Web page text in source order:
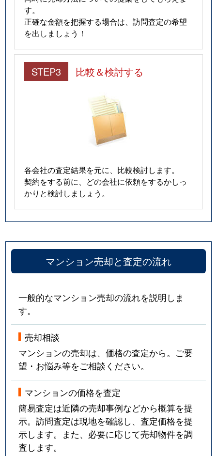
す。
正確な金額を把握する場合は、訪問査定の希望
を出しましょう！
STEP3 比較＆検討する
各会社の査定結果を元に、比較検討します。
契約をする前に、どの会社に依頼をするかしっ
かりと検討しましょう。
マンション売却と査定の流れ
一般的なマンション売却の流れを説明しま
す。
売却相談
マンションの売却は、価格の査定から。ご要
望・お悩み等をご相談ください。
マンションの価格を査定
簡易査定は近隣の売却事例などから概算を提
示。訪問査定は現地を確認し、査定価格を提
示します。また、必要に応じて売却物件を調
査します。